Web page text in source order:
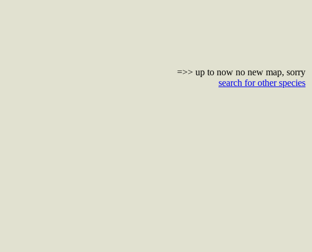
=>> up to now no new map, sorry
search for other species